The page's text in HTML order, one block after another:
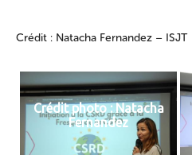
Crédit : Natacha Fernandez – ISJT
Crédit photo : Natacha
Fernandez